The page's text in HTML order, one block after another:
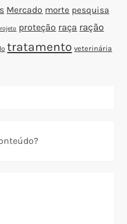
Mercado morte pesquisa
proteção raça ração
tratamento veterinária